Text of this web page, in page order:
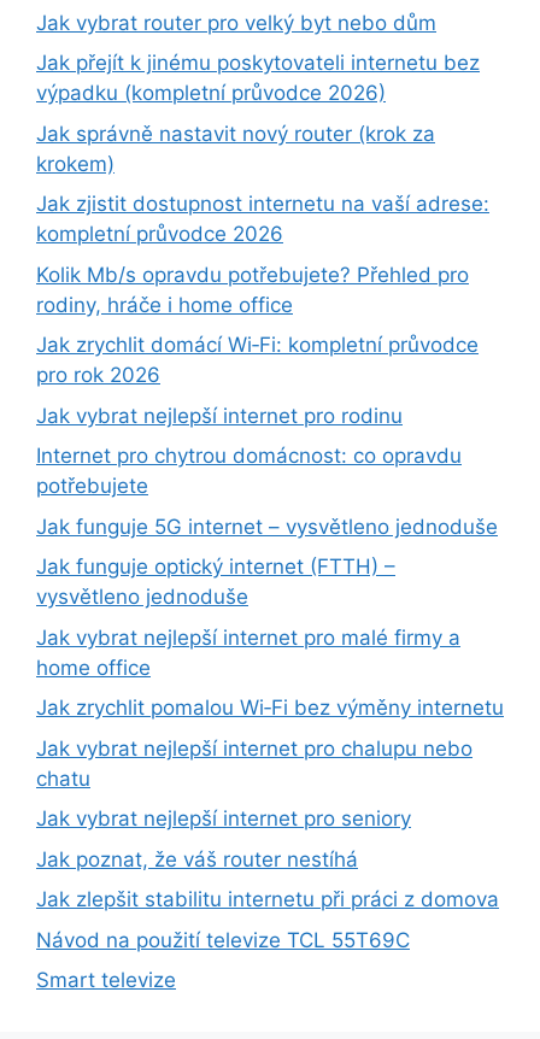
Jak vybrat router pro velký byt nebo dům
Jak přejít k jinému poskytovateli internetu bez
výpadku (kompletní průvodce 2026)
Jak správně nastavit nový router (krok za
krokem)
Jak zjistit dostupnost internetu na vaší adrese:
kompletní průvodce 2026
Kolik Mb/s opravdu potřebujete? Přehled pro
rodiny, hráče i home office
Jak zrychlit domácí Wi‑Fi: kompletní průvodce
pro rok 2026
Jak vybrat nejlepší internet pro rodinu
Internet pro chytrou domácnost: co opravdu
potřebujete
Jak funguje 5G internet – vysvětleno jednoduše
Jak funguje optický internet (FTTH) –
vysvětleno jednoduše
Jak vybrat nejlepší internet pro malé firmy a
home office
Jak zrychlit pomalou Wi‑Fi bez výměny internetu
Jak vybrat nejlepší internet pro chalupu nebo
chatu
Jak vybrat nejlepší internet pro seniory
Jak poznat, že váš router nestíhá
Jak zlepšit stabilitu internetu při práci z domova
Návod na použití televize TCL 55T69C
Smart televize